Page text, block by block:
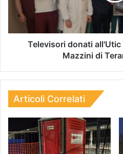
Televisori donati
Mazzini di
Articoli Correlati